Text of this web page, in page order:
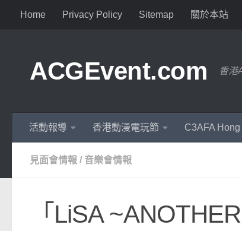
Home Privacy Policy Sitemap 關於本站
ACGEvent.com 香港
活動報導 香港動漫電玩節 C3AFA
見面會情報 / 音樂會情報
「LiSA